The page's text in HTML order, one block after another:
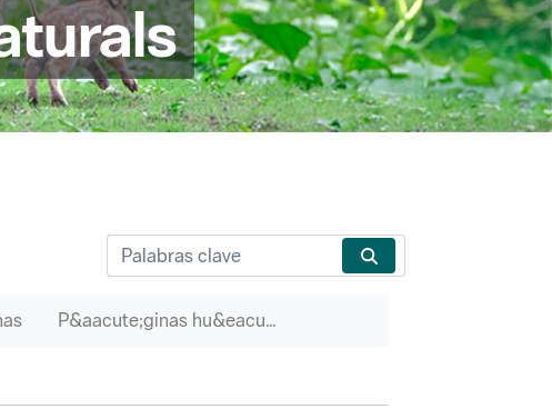
P&aacute;ginas hu&eacute;rfanas